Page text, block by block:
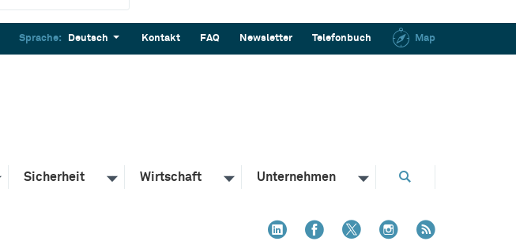
Sprache: Deutsch Kontakt FAQ Newsletter Telefonbuch Map
Sicherheit Wirtschaft Unternehmen